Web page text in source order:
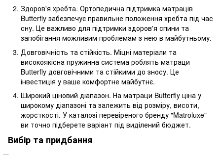
Здоров'я хребта. Ортопедична підтримка матраців
Butterfly забезпечує правильне положення хребта під час
сну. Це важливо для підтримки здоров'я спини та
запобігання можливим проблемам з нею в майбутньому.
Довговічність та стійкість. Міцні матеріали та
високоякісна пружинна система роблять матраци
Butterfly довговічними та стійкими до зносу. Це
інвестиція у ваше комфортне майбутнє.
Широкий ціновий діапазон. На матраци Butterfly ціна у
широкому діапазоні та залежить від розміру, висоти,
жорсткості. У каталозі перевіреного бренду "Matroluxe"
ви точно підберете варіант під виділений бюджет.
Вибір та придбання